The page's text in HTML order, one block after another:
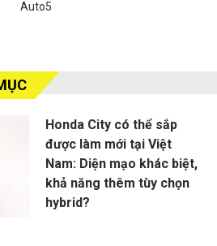
Auto5
Honda City có thể sắp
được làm mới tại Việt
Nam: Diện mạo khác biệt,
khả năng thêm tùy chọn
hybrid?